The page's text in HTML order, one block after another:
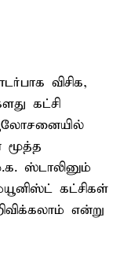
விசிக,
கட்சி
மூத்த
ஸ்டாலினும்
கட்சிகள்
என்று